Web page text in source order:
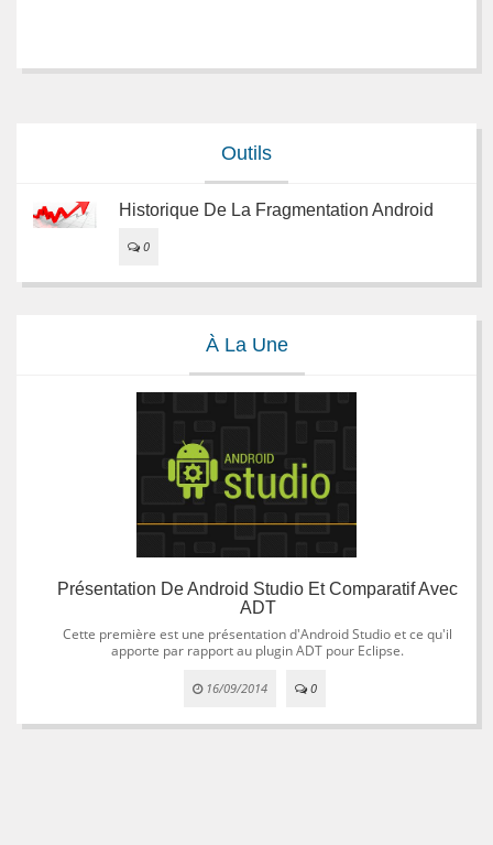
Outils
Historique De La Fragmentation Android
0
À La Une
Présentation De Android Studio Et Comparatif Avec
ADT
Cette première est une présentation d'Android Studio et ce qu'il
apporte par rapport au plugin ADT pour Eclipse.
16/09/2014 0